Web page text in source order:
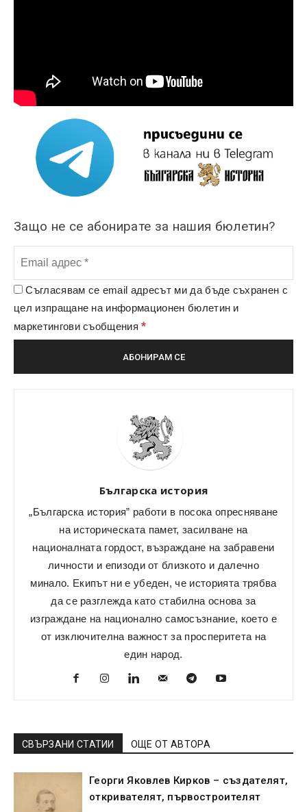
Защо не се абонирате за нашия бюлетин?
Съгласявам се email адресът ми да бъде съхранен с
цел изпращане на информационен бюлетин и
маркетингови съобщения*
Българска история
„Българска история” работи в посока опресняване
на историческата памет, засилване на
националната гордост, възраждане на забравени
личности и епизоди от близкото и далечно
минало. Екипът ни е убеден, че историята трябва
да се разглежда като стабилна основа за
изграждане на национално самосъзнание, което е
от изключителна важност за просперитета на
един народ.
СВЪРЗАНИ СТАТИИ ОЩЕ ОТ АВТОРА
Георги Яковлев Кирков – създателят,
откривателят, първостроителят